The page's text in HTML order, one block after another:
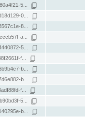
5...
0...
8...
a...
5...
f...
b...
b...
f...
5...
b...